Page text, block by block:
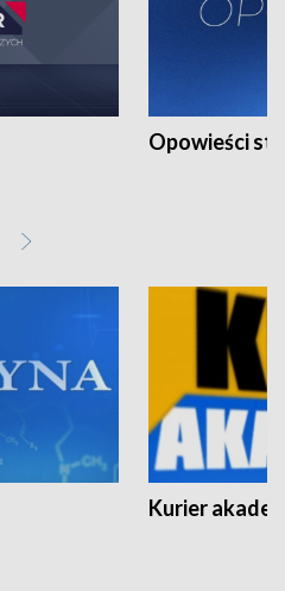
Opowieści
Kurier